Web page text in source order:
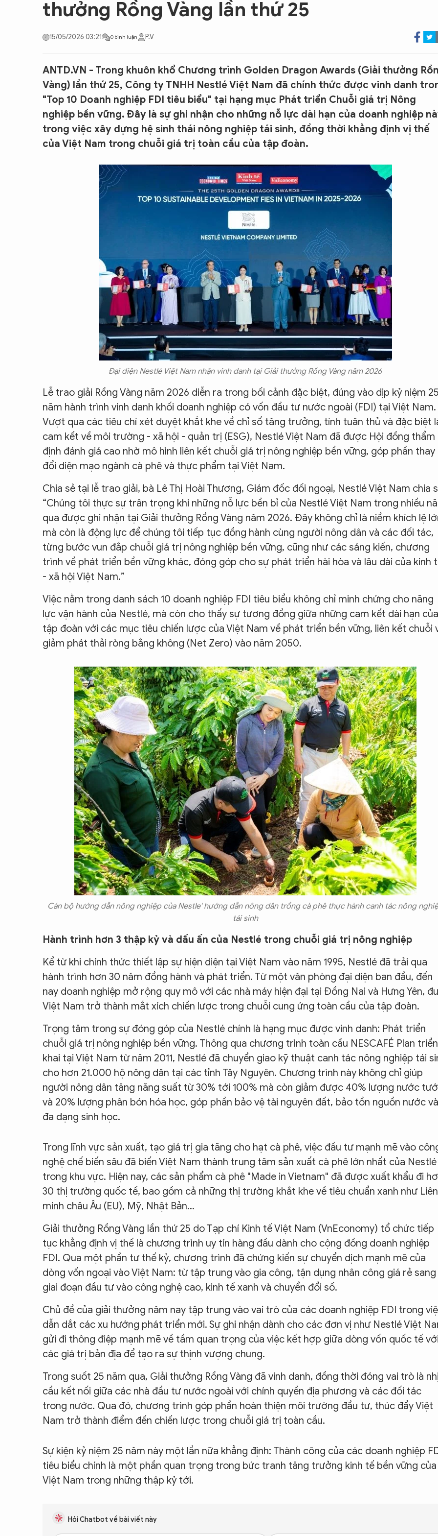
CON ĐƯỜNG KHỞI NGHIỆP
thưởng Rồng Vàng lần thứ 25
15/05/2026 03:21 0 bình luận P.V
ANTD.VN - Trong khuôn khổ Chương trình Golden Dragon Awards (Giải thưởng
Vàng) lần thứ 25, Công ty TNHH Nestlé Việt Nam đã chính thức được vinh danh
"Top 10 Doanh nghiệp FDI tiêu biểu" tại hạng mục Phát triển Chuỗi giá trị Nông
nghiệp bền vững. Đây là sự ghi nhận cho những nỗ lực dài hạn của doanh nghiệp
trong việc xây dựng hệ sinh thái nông nghiệp tái sinh, đồng thời khẳng định vị thế
của Việt Nam trong chuỗi giá trị toàn cầu của tập đoàn.
Đại diện Nestlé Việt Nam nhận vinh danh tại Giải thưởng Rồng Vàng năm 2026
Lễ trao giải Rồng Vàng năm 2026 diễn ra trong bối cảnh đặc biệt, đúng vào dịp kỷ niệm 25
năm hành trình vinh danh khối doanh nghiệp có vốn đầu tư nước ngoài (FDI) tại Việt Nam.
Vượt qua các tiêu chí xét duyệt khắt khe về chỉ số tăng trưởng, tính tuân thủ và đặc biệt
cam kết về môi trường - xã hội - quản trị (ESG), Nestlé Việt Nam đã được Hội đồng thẩm
định đánh giá cao nhờ mô hình liên kết chuỗi giá trị nông nghiệp bền vững, góp phần thay
đổi diện mạo ngành cà phê và thực phẩm tại Việt Nam.
Chia sẻ tại lễ trao giải, bà Lê Thị Hoài Thương, Giám đốc đối ngoại, Nestlé Việt Nam chia
“Chúng tôi thực sự trân trọng khi những nỗ lực bền bỉ của Nestlé Việt Nam trong nhiều
qua được ghi nhận tại Giải thưởng Rồng Vàng năm 2026. Đây không chỉ là niềm khích lệ
mà còn là động lực để chúng tôi tiếp tục đồng hành cùng người nông dân và các đối tác,
từng bước vun đắp chuỗi giá trị nông nghiệp bền vững, cũng như các sáng kiến, chương
trình về phát triển bền vững khác, đóng góp cho sự phát triển hài hòa và lâu dài của kinh
- xã hội Việt Nam.”
Việc nằm trong danh sách 10 doanh nghiệp FDI tiêu biểu không chỉ minh chứng cho năng
lực vận hành của Nestlé, mà còn cho thấy sự tương đồng giữa những cam kết dài hạn của
tập đoàn với các mục tiêu chiến lược của Việt Nam về phát triển bền vững, liên kết chuỗi
giảm phát thải ròng bằng không (Net Zero) vào năm 2050.
Cán bộ hướng dẫn nông nghiệp của Nestle' hướng dẫn nông dân trồng cà phê thực hành canh tác nông
tái sinh
Hành trình hơn 3 thập kỷ và dấu ấn của Nestlé trong chuỗi giá trị nông nghiệp
Kể từ khi chính thức thiết lập sự hiện diện tại Việt Nam vào năm 1995, Nestlé đã trải qua
hành trình hơn 30 năm đồng hành và phát triển. Từ một văn phòng đại diện ban đầu, đến
nay doanh nghiệp mở rộng quy mô với các nhà máy hiện đại tại Đồng Nai và Hưng Yên,
Việt Nam trở thành mắt xích chiến lược trong chuỗi cung ứng toàn cầu của tập đoàn.
Trọng tâm trong sự đóng góp của Nestlé chính là hạng mục được vinh danh: Phát triển
chuỗi giá trị nông nghiệp bền vững. Thông qua chương trình toàn cầu NESCAFÉ Plan triển
khai tại Việt Nam từ năm 2011, Nestlé đã chuyển giao kỹ thuật canh tác nông nghiệp tái
cho hơn 21.000 hộ nông dân tại các tỉnh Tây Nguyên. Chương trình này không chỉ giúp
người nông dân tăng năng suất từ 30% tới 100% mà còn giảm được 40% lượng nước
và 20% lượng phân bón hóa học, góp phần bảo vệ tài nguyên đất, bảo tồn nguồn nước và
đa dạng sinh học.
Trong lĩnh vực sản xuất, tạo giá trị gia tăng cho hạt cà phê, việc đầu tư mạnh mẽ vào
nghệ chế biến sâu đã biến Việt Nam thành trung tâm sản xuất cà phê lớn nhất của Nestlé
trong khu vực. Hiện nay, các sản phẩm cà phê "Made in Vietnam" đã được xuất khẩu đi
30 thị trường quốc tế, bao gồm cả những thị trường khắt khe về tiêu chuẩn xanh như Liên
minh châu Âu (EU), Mỹ, Nhật Bản...
Giải thưởng Rồng Vàng lần thứ 25 do Tạp chí Kinh tế Việt Nam (VnEconomy) tổ chức tiếp
tục khẳng định vị thế là chương trình uy tín hàng đầu dành cho cộng đồng doanh nghiệp
FDI. Qua một phần tư thế kỷ, chương trình đã chứng kiến sự chuyển dịch mạnh mẽ của
dòng vốn ngoại vào Việt Nam: từ tập trung vào gia công, tận dụng nhân công giá rẻ sang
giai đoạn đầu tư vào công nghệ cao, kinh tế xanh và chuyển đổi số.
Chủ đề của giải thưởng năm nay tập trung vào vai trò của các doanh nghiệp FDI trong
dẫn dắt các xu hướng phát triển mới. Sự ghi nhận dành cho các đơn vị như Nestlé Việt
gửi đi thông điệp mạnh mẽ về tầm quan trọng của việc kết hợp giữa dòng vốn quốc tế
các giá trị bản địa để tạo ra sự thịnh vượng chung.
Trong suốt 25 năm qua, Giải thưởng Rồng Vàng đã vinh danh, đồng thời đóng vai trò là
cầu kết nối giữa các nhà đầu tư nước ngoài với chính quyền địa phương và các đối tác
trong nước. Qua đó, chương trình góp phần hoàn thiện môi trường đầu tư, thúc đẩy Việt
Nam trở thành điểm đến chiến lược trong chuỗi giá trị toàn cầu.
Sự kiện kỷ niệm 25 năm này một lần nữa khẳng định: Thành công của các doanh nghiệp
tiêu biểu chính là một phần quan trọng trong bức tranh tăng trưởng kinh tế bền vững của
Việt Nam trong những thập kỷ tới.
Hỏi Chatbot về bài viết này